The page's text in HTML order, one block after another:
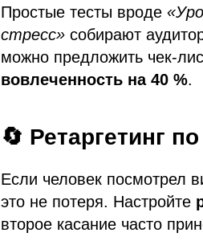
Простые тесты вроде
стресс» собирают
можно предложить чек-
вовлеченность на 40 %.
🔄 Ретаргетинг
Если человек посмотрел
это не потеря. Настройте
второе касание часто